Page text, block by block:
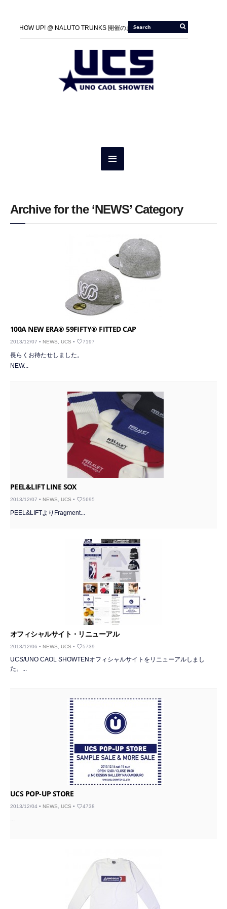
SHOW UP! @ NALUTO TRUNKS 開催のお知らせ 2026/05/21 |
JITSU Gi ART EXHIBITION 5 IN KYOTO』開催のお知らせ
BARRA × ONEHUNDRED ATHLETIC 1st Collection 発売のご案内
SHIT POP UP SHOP “SO GOOD” に UNO SHITも参戦。
SHOW UP! @ NALUTO TRUNKS 開催のお知らせ 2026/05/21 |
JITSU Gi ART EXHIBITION 5 IN KYOTO』開催のお知らせ
BARRA × ONEHUNDRED ATHLETIC 1st Collection 発売のご案内
SHIT POP UP SHOP “SO GOOD” に UNO SHITも参戦。
Archive for the ‘NEWS’ Category
100A NEW ERA® 59FIFTY® FITTED CAP
2013/12/07 • NEWS UCS • 7197
長らくお待たせしました。
NEW...
PEEL&LIFT LINE SOX
2013/12/07 • NEWS UCS • 5695
PEEL&LIFTよりFragment...
オフィシャルサイト・リニューアル
2013/12/06 • NEWS UCS • 5739
UCS/UNO CAOL SHOWTENオフィシャルサイトをリニューアルしまし
た。...
UCS POP-UP STORE
2013/12/04 • NEWS UCS • 4738